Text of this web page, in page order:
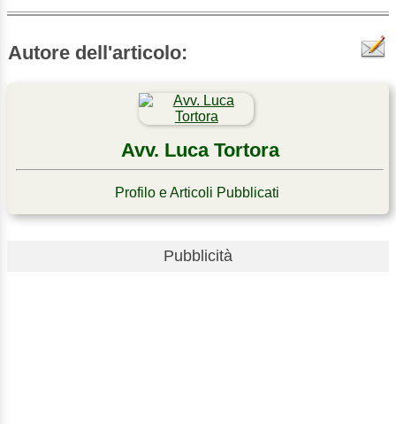
Autore dell'articolo:
Avv. Luca Tortora
Profilo e Articoli Pubblicati
Pubblicità